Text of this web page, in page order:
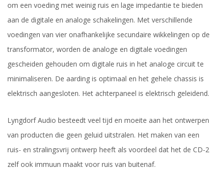
om een voeding met weinig ruis en lage impedantie te bieden
aan de digitale en analoge schakelingen. Met verschillende
voedingen van vier onafhankelijke secundaire wikkelingen op de
transformator, worden de analoge en digitale voedingen
gescheiden gehouden om digitale ruis in het analoge circuit te
minimaliseren. De aarding is optimaal en het gehele chassis is
elektrisch aangesloten. Het achterpaneel is elektrisch geleidend.
Lyngdorf Audio besteedt veel tijd en moeite aan het ontwerpen
van producten die geen geluid uitstralen. Het maken van een
ruis- en stralingsvrij ontwerp heeft als voordeel dat het de CD-2
zelf ook immuun maakt voor ruis van buitenaf.